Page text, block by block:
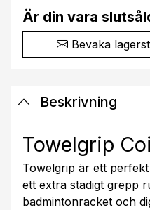
Är din vara
Bevaka
Beskrivning
Towelgrip
Towelgrip är ett
ett extra stadigt grepp
badmintonracket och